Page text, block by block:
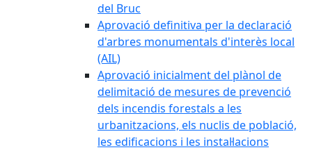
del Bruc
Aprovació definitiva per la declaració
d'arbres monumentals d'interès local
(AIL)
Aprovació inicialment del plànol de
delimitació de mesures de prevenció
dels incendis forestals a les
urbanitzacions, els nuclis de població,
les edificacions i les instal·lacions